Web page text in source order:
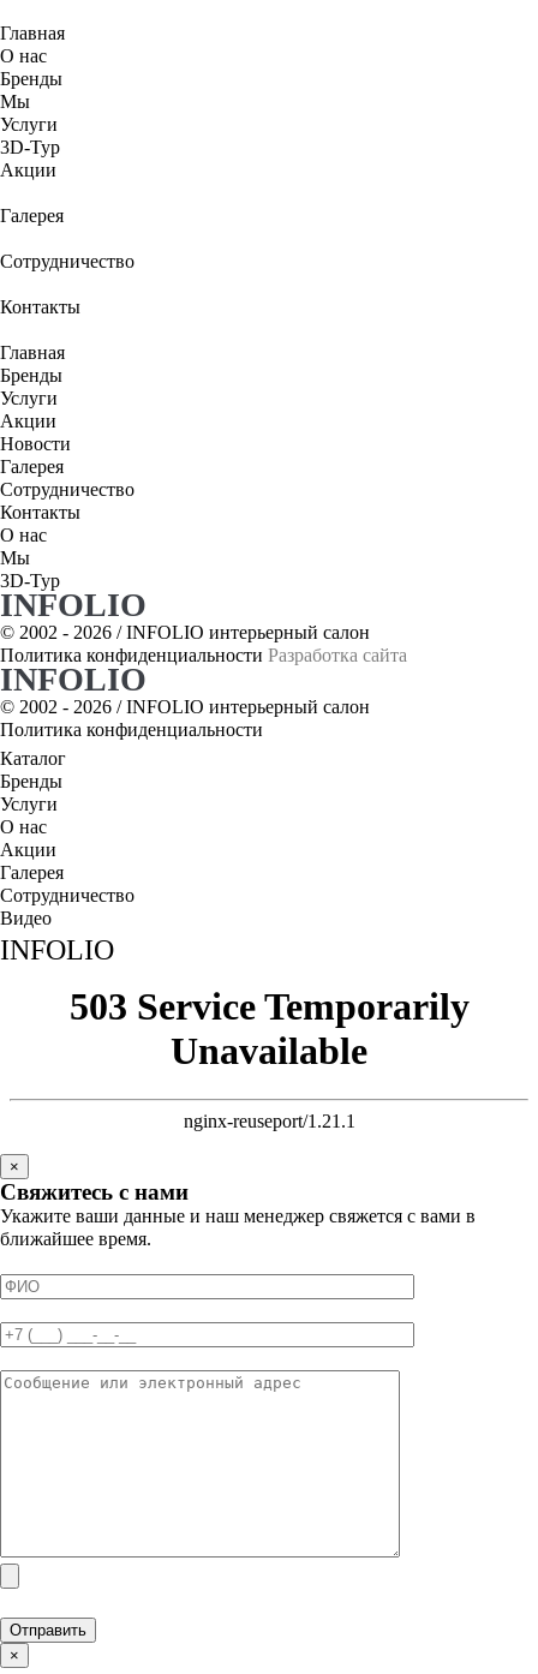
Главная
О нас
Бренды
Мы
Услуги
3D-Тур
Акции
Галерея
Сотрудничество
Контакты
Главная
Бренды
Услуги
Акции
Новости
Галерея
Сотрудничество
Контакты
О нас
Мы
3D-Тур
INFOLIO
© 2002 - 2026 /INFOLIO интерьерный салон
Политика конфиденциальности Разработка сайта
INFOLIO
© 2002 - 2026 /INFOLIO интерьерный салон
Политика конфиденциальности
Каталог
Бренды
Услуги
О нас
Акции
Галерея
Сотрудничество
Видео
INFOLIO
×
Свяжитесь с нами
Укажите ваши данные и наш менеджер свяжется с вами в
ближайшее время.
×